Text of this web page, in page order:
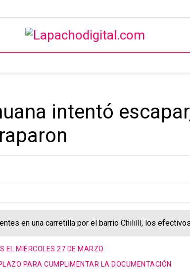
intentó
en una carretilla por el barrio Chilillí, los
EL MIÉRCOLES 27 DE MARZO
PARA CUMPLIMENTAR LA DOCUMENTACIÓN